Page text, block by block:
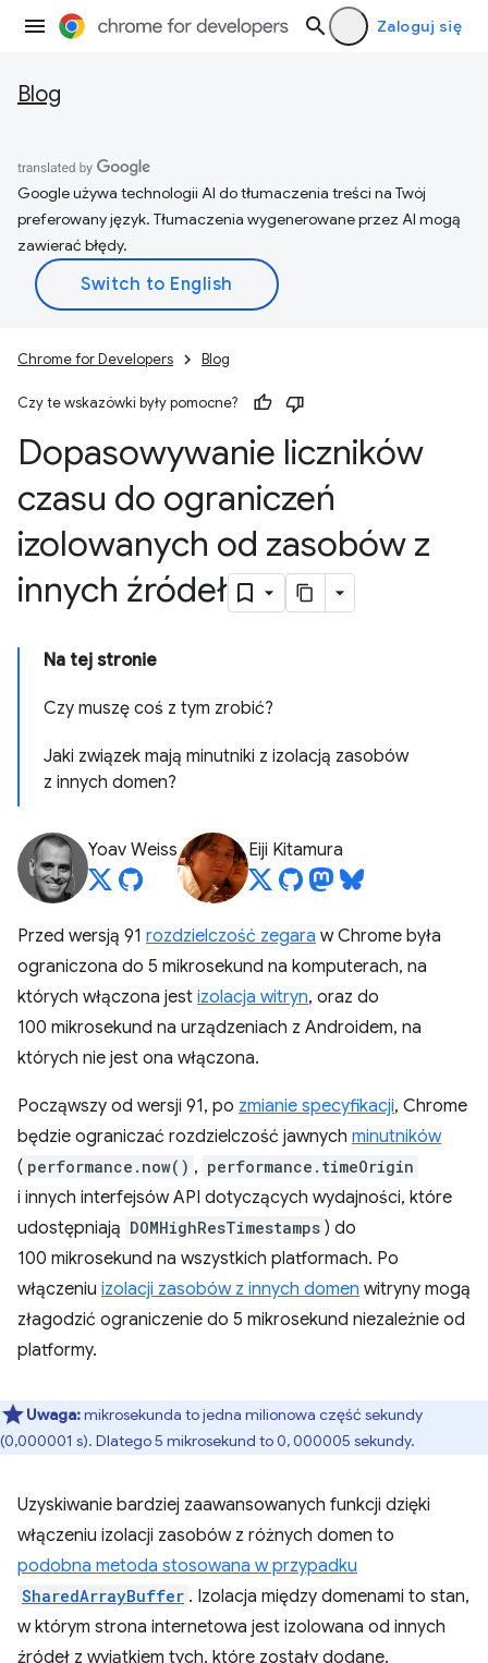
Zaloguj się
Blog
Google używa technologii AI do tłumaczenia treści na Twój
preferowany język. Tłumaczenia wygenerowane przez AI mogą
zawierać błędy.
Chrome for Developers Blog
Czy te wskazówki były pomocne?
Dopasowywanie liczników
czasu do ograniczeń
izolowanych od zasobów z
innych źródeł
Na tej stronie
Czy muszę coś z tym zrobić?
Jaki związek mają minutniki z izolacją zasobów
z innych domen?
Yoav Weiss Eiji Kitamura
Przed wersją 91 rozdzielczość zegara w Chrome była
ograniczona do 5 mikrosekund na komputerach, na
których włączona jest izolacja witryn, oraz do
100 mikrosekund na urządzeniach z Androidem, na
których nie jest ona włączona.
Począwszy od wersji 91, po zmianie specyfikacji, Chrome
będzie ograniczać rozdzielczość jawnych minutników
( performance.now() , performance.timeOrigin
i innych interfejsów API dotyczących wydajności, które
udostępniają DOMHighResTimestamps ) do
100 mikrosekund na wszystkich platformach. Po
włączeniu izolacji zasobów z innych domen witryny mogą
złagodzić ograniczenie do 5 mikrosekund niezależnie od
platformy.
Uwaga:mikrosekunda to jedna milionowa część sekundy
(0,000001 s). Dlatego 5 mikrosekund to 0, 000005 sekundy.
Uzyskiwanie bardziej zaawansowanych funkcji dzięki
włączeniu izolacji zasobów z różnych domen to
podobna metoda stosowana w przypadku
SharedArrayBuffer . Izolacja między domenami to stan,
w którym strona internetowa jest izolowana od innych
źródeł z wyjątkiem tych, które zostały dodane.